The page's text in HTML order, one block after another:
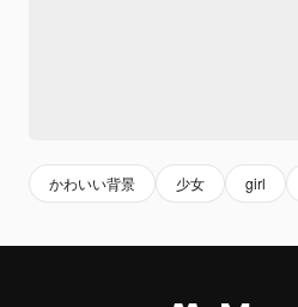
かわいい背景 少女 girl